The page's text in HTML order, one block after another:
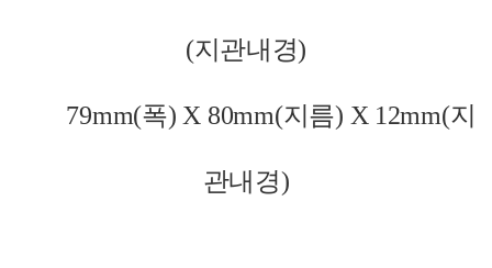
(지관내경)
79mm(폭) X 80mm(지름) X 12mm(지
관내경)